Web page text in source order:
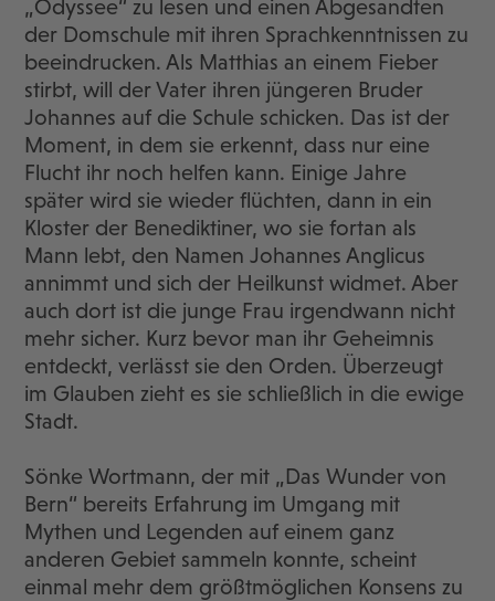
„Odyssee“ zu lesen und einen Abgesandten
der Domschule mit ihren Sprachkenntnissen zu
beeindrucken. Als Matthias an einem Fieber
stirbt, will der Vater ihren jüngeren Bruder
Johannes auf die Schule schicken. Das ist der
Moment, in dem sie erkennt, dass nur eine
Flucht ihr noch helfen kann. Einige Jahre
später wird sie wieder flüchten, dann in ein
Kloster der Benediktiner, wo sie fortan als
Mann lebt, den Namen Johannes Anglicus
annimmt und sich der Heilkunst widmet. Aber
auch dort ist die junge Frau irgendwann nicht
mehr sicher. Kurz bevor man ihr Geheimnis
entdeckt, verlässt sie den Orden. Überzeugt
im Glauben zieht es sie schließlich in die ewige
Stadt.
Sönke Wortmann, der mit „Das Wunder von
Bern“ bereits Erfahrung im Umgang mit
Mythen und Legenden auf einem ganz
anderen Gebiet sammeln konnte, scheint
einmal mehr dem größtmöglichen Konsens zu